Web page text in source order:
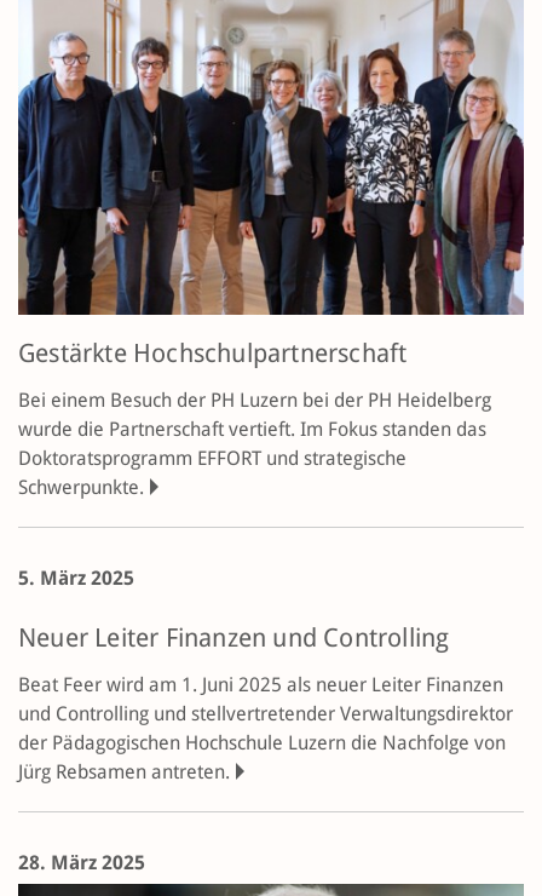
Gestärkte Hochschulpartnerschaft
Bei einem Besuch der PH Luzern bei der PH Heidelberg
wurde die Partnerschaft vertieft. Im Fokus standen das
Doktoratsprogramm EFFORT und strategische
Schwerpunkte.
5. März 2025
Neuer Leiter Finanzen und Controlling
Beat Feer wird am 1. Juni 2025 als neuer Leiter Finanzen
und Controlling und stellvertretender Verwaltungsdirektor
der Pädagogischen Hochschule Luzern die Nachfolge von
Jürg Rebsamen antreten.
28. März 2025